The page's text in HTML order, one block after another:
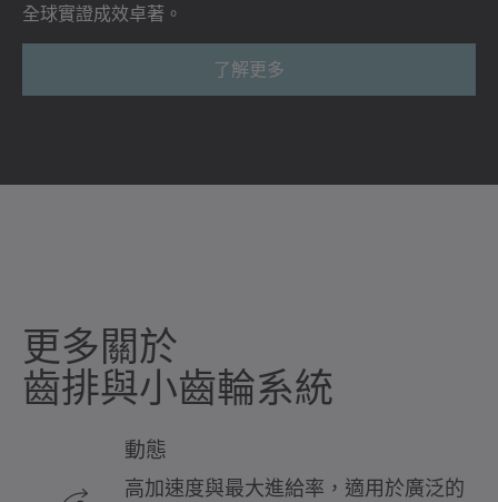
全球實證成效卓著。
了解更多
更多關於
齒排與小齒輪系統
動態
高加速度與最大進給率，適用於廣泛的